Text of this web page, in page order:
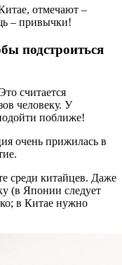
отмечают –
– привычки!
подстроиться
считается
человеку. У
поближе!
очень прижилась в
среди китайцев. Даже
(в Японии следует
в Китае нужно